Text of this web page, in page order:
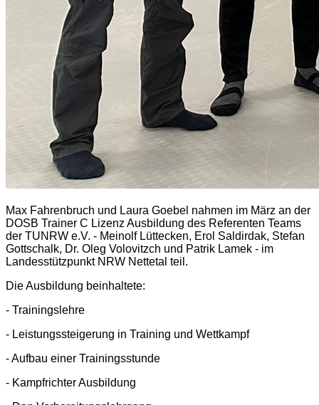
Max Fahrenbruch und Laura Goebel nahmen im März an der
DOSB Trainer C Lizenz Ausbildung des Referenten Teams
der TUNRW e.V. - Meinolf Lüttecken, Erol Saldirdak, Stefan
Gottschalk, Dr. Oleg Volovitzch und Patrik Lamek - im
Landesstützpunkt NRW Nettetal teil.
Die Ausbildung beinhaltete:
- Trainingslehre
- Leistungssteigerung in Training und Wettkampf
- Aufbau einer Trainingsstunde
- Kampfrichter Ausbildung